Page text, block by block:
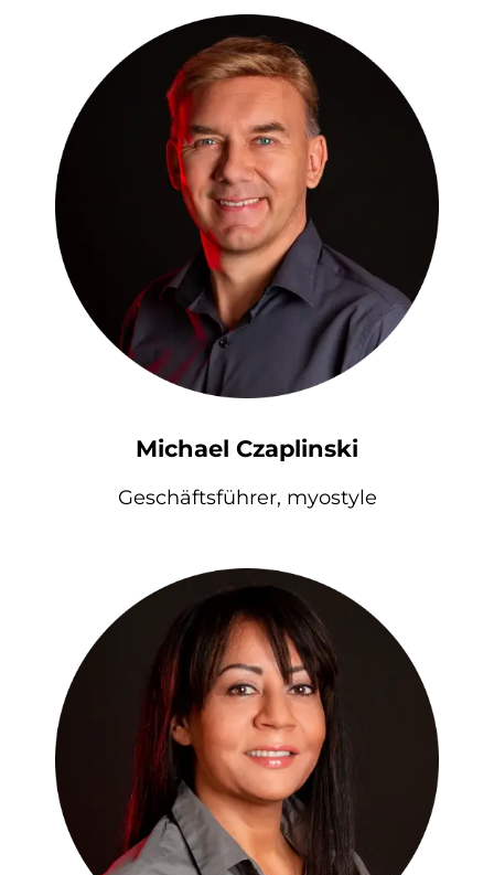
Michael Czaplinski
Geschäftsführer, myostyle